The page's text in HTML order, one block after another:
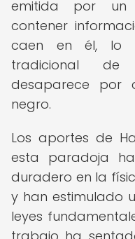
emitida por un
contener
caen en él, lo
tradicional
desaparece por
negro.
Los aportes de
esta paradoja
duradero en la
y han estimulado
leyes